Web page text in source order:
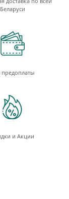
Беларуси
предоплаты
и Акции